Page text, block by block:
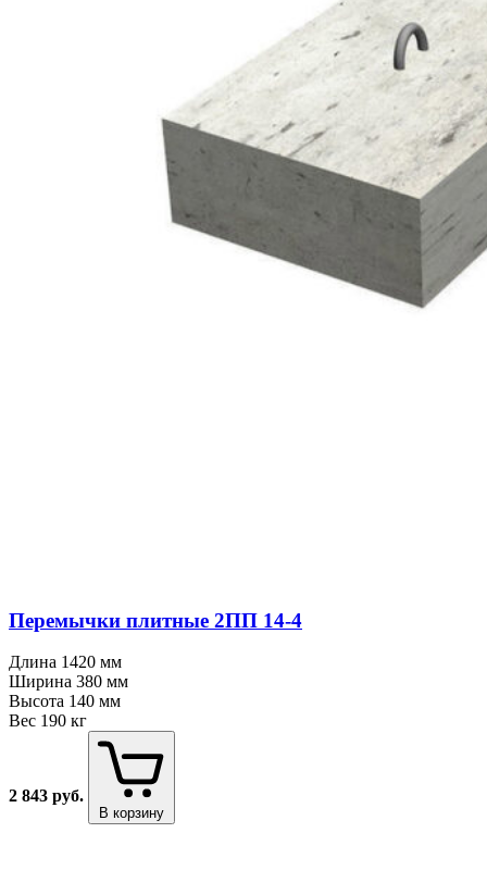
Перемычки плитные 2ПП 14⁠-⁠4
Длина 1420 мм
Ширина 380 мм
Высота 140 мм
Вес 190 кг
2 843 руб.
В корзину